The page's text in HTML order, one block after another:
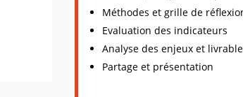
Méthodes et grille de
Evaluation des indicateurs
Analyse des enjeux et
Partage et présentation